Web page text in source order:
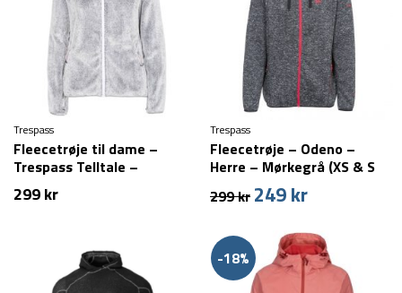
Trespass
Fleecetrøje til dame –
Trespass Telltale –
Hvid/Grå
299kr
Trespass
Fleecetrøje – Odeno –
Herre – Mørkegrå (XS & S
tilbage)
299kr Den
pris
var:
299 kr.
249krDen
pris
er:
249 kr.
-18%